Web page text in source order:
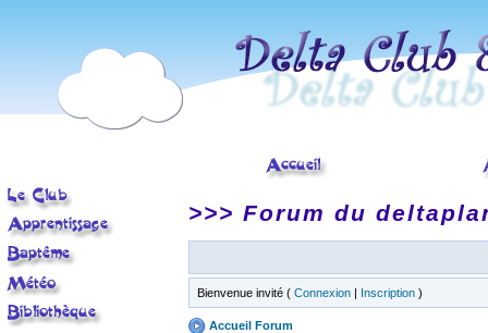
>>> Forum du
Bienvenue invité ( Connexion | Inscription )
Accueil Forum